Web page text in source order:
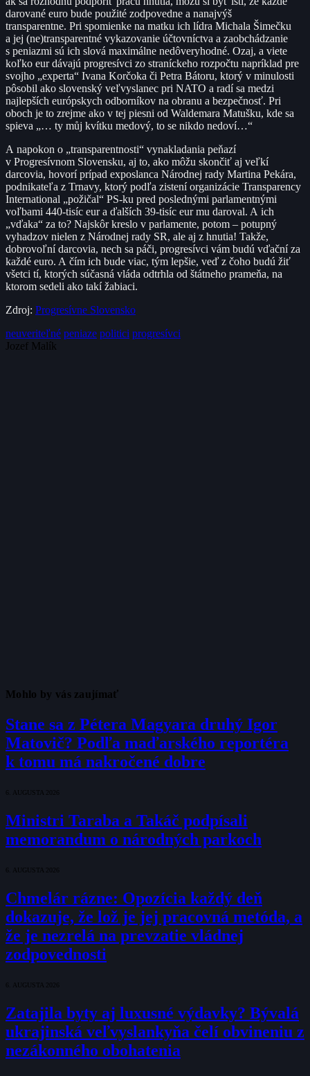
darované euro bude použité zodpovedne a nanajvýš
transparentne. Pri spomienke na matku ich lídra Michala Šimečku
a jej (ne)transparentné vykazovanie účtovníctva a zaobchádzanie
s peniazmi sú ich slová maximálne nedôveryhodné. Ozaj, a viete
koľko eur dávajú progresívci zo straníckeho rozpočtu napríklad pre
svojho „experta“ Ivana Korčoka či Petra Bátoru, ktorý v minulosti
pôsobil ako slovenský veľvyslanec pri NATO a radí sa medzi
najlepších európskych odborníkov na obranu a bezpečnosť. Pri
oboch je to zrejme ako v tej piesni od Waldemara Matušku, kde sa
spieva „… ty můj kvítku medový, to se nikdo nedoví…“
A napokon o „transparentnosti“ vynakladania peňazí
v Progresívnom Slovensku, aj to, ako môžu skončiť aj veľkí
darcovia, hovorí prípad exposlanca Národnej rady Martina Pekára,
podnikateľa z Trnavy, ktorý podľa zistení organizácie Transparency
International „požičal“ PS-ku pred poslednými parlamentnými
voľbami 440-tisíc eur a ďalších 39-tisíc eur mu daroval. A ich
„vďaka“ za to? Najskôr kreslo v parlamente, potom – potupný
vyhadzov nielen z Národnej rady SR, ale aj z hnutia! Takže,
dobrovoľní darcovia, nech sa páči, progresívci vám budú vďační za
každé euro. A čím ich bude viac, tým lepšie, veď z čoho budú žiť
všetci tí, ktorých súčasná vláda odtrhla od štátneho prameňa, na
ktorom sedeli ako takí žabiaci.
Zdroj: Progresívne Slovensko
neuveriteľné peniaze politici progresívci
Jozef Malík
Mohlo by vás zaujímať
Stane sa z Pétera Magyara druhý Igor
Matovič? Podľa maďarského reportéra
k tomu má nakročené dobre
6. AUGUSTA 2026
Ministri Taraba a Takáč podpísali
memorandum o národných parkoch
6. AUGUSTA 2026
Chmelár rázne: Opozícia každý deň
dokazuje, že lož je jej pracovná metóda, a
že je nezrelá na prevzatie vládnej
zodpovednosti
6. AUGUSTA 2026
Zatajila byty aj luxusné výdavky? Bývalá
ukrajinská veľvyslankyňa čelí obvineniu z
nezákonného obohatenia